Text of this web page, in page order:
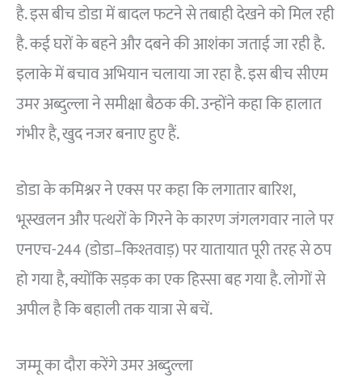
है. इस बीच डोडा में बादल फटने से तबाही देखने को मिल रही
है. कई घरों के बहने और दबने की आशंका जताई जा रही है.
इलाके में बचाव अभियान चलाया जा रहा है. इस बीच सीएम
उमर अब्दुल्ला ने समीक्षा बैठक की. उन्होंने कहा कि हालात
गंभीर है, खुद नजर बनाए हुए हैं.
डोडा के कमिश्नर ने एक्स पर कहा कि लगातार बारिश,
भूस्खलन और पत्थरों के गिरने के कारण जंगलगवार नाले पर
एनएच-244 (डोडा–किश्तवाड़) पर यातायात पूरी तरह से ठप
हो गया है, क्योंकि सड़क का एक हिस्सा बह गया है. लोगों से
अपील है कि बहाली तक यात्रा से बचें.
जम्मू का दौरा करेंगे उमर अब्दुल्ला